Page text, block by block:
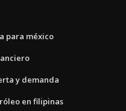
para méxico
y demanda
en filipinas